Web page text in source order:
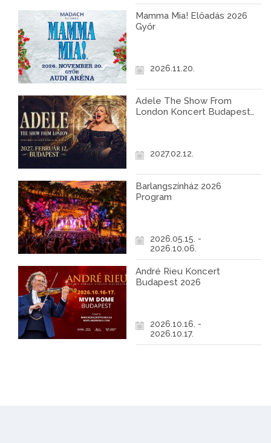
Mamma Mia! Előadás 2026
Győr
2026.11.20.
Adele The Show From
London Koncert Budapest
2027.02.12.
Barlangszínház 2026
Program
2026.05.15. -
2026.10.06.
André Rieu Koncert
Budapest 2026
2026.10.16. -
2026.10.17.